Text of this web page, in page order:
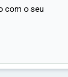
com o seu